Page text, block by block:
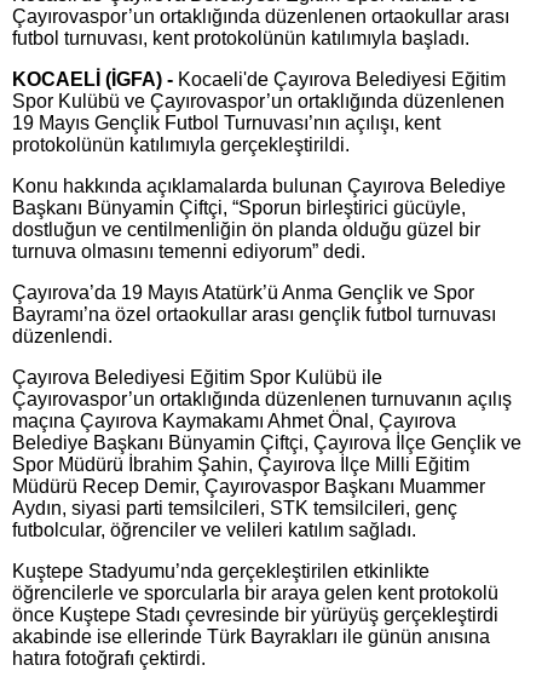
Çayırovaspor’un ortaklığında düzenlenen ortaokullar arası
futbol turnuvası, kent protokolünün katılımıyla başladı.
KOCAELİ (İGFA) - Kocaeli'de Çayırova Belediyesi Eğitim
Spor Kulübü ve Çayırovaspor’un ortaklığında düzenlenen
19 Mayıs Gençlik Futbol Turnuvası’nın açılışı, kent
protokolünün katılımıyla gerçekleştirildi.
Konu hakkında açıklamalarda bulunan Çayırova Belediye
Başkanı Bünyamin Çiftçi, “Sporun birleştirici gücüyle,
dostluğun ve centilmenliğin ön planda olduğu güzel bir
turnuva olmasını temenni ediyorum” dedi.
Çayırova’da 19 Mayıs Atatürk’ü Anma Gençlik ve Spor
Bayramı’na özel ortaokullar arası gençlik futbol turnuvası
düzenlendi.
Çayırova Belediyesi Eğitim Spor Kulübü ile
Çayırovaspor’un ortaklığında düzenlenen turnuvanın açılış
maçına Çayırova Kaymakamı Ahmet Önal, Çayırova
Belediye Başkanı Bünyamin Çiftçi, Çayırova İlçe Gençlik ve
Spor Müdürü İbrahim Şahin, Çayırova İlçe Milli Eğitim
Müdürü Recep Demir, Çayırovaspor Başkanı Muammer
Aydın, siyasi parti temsilcileri, STK temsilcileri, genç
futbolcular, öğrenciler ve velileri katılım sağladı.
Kuştepe Stadyumu’nda gerçekleştirilen etkinlikte
öğrencilerle ve sporcularla bir araya gelen kent protokolü
önce Kuştepe Stadı çevresinde bir yürüyüş gerçekleştirdi
akabinde ise ellerinde Türk Bayrakları ile günün anısına
hatıra fotoğrafı çektirdi.